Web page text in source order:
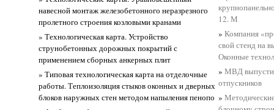
навесной монтаж железобетонного неразрезного
пролетного строения козловыми кранами
» Технологическая карта. Устройство
струнобетонных дорожных покрытий с
применением сборных анкерных плит
» Типовая технологическая карта на отделочные
работы. Теплоизоляция стыков оконных и дверных
блоков наружных стен методом напыления пенопо
12. М
»Компания
свой стенд на
Оконные
»МВД
отпускников
»